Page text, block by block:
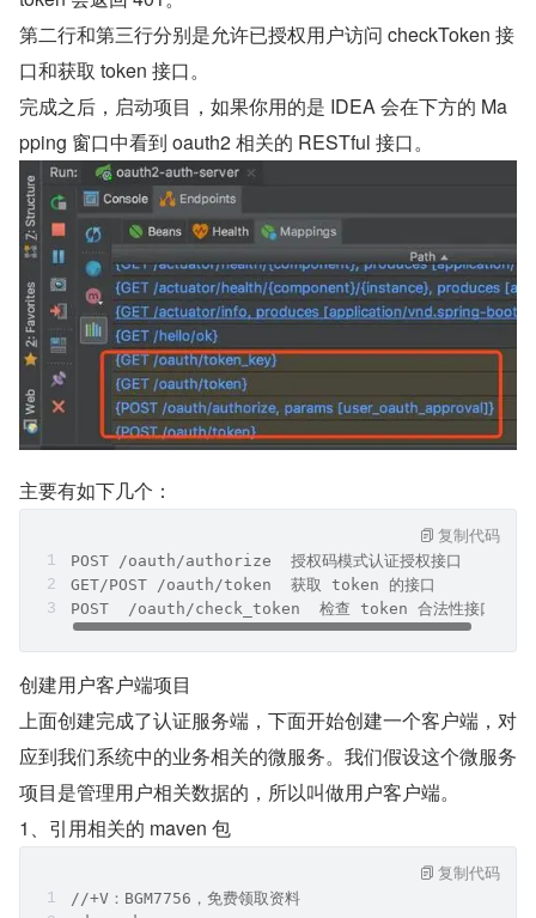
第二行和第三行分别是允许已授权用户访问 checkToken 接
口和获取 token 接口。
完成之后，启动项目，如果你用的是 IDEA 会在下方的 Ma
pping 窗口中看到 oauth2 相关的 RESTful 接口。
主要有如下几个：
POST /oauth/authorize  授权码模式认证授权接口
GET/POST /oauth/token  获取 token 的接口
POST  /oauth/check_token  检查 token 合法性接口
复制代码
创建用户客户端项目
上面创建完成了认证服务端，下面开始创建一个客户端，对
应到我们系统中的业务相关的微服务。我们假设这个微服务
项目是管理用户相关数据的，所以叫做用户客户端。
1、引用相关的 maven 包
//+V：BGM7756，免费领取资料
复制代码